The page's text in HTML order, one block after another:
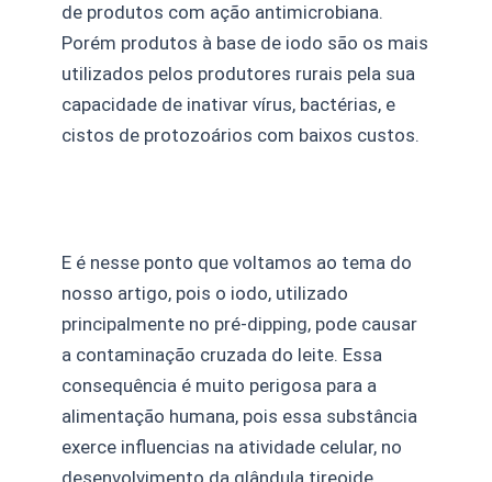
de produtos com ação antimicrobiana.
Porém produtos à base de iodo são os mais
utilizados pelos produtores rurais pela sua
capacidade de inativar vírus, bactérias, e
cistos de protozoários com baixos custos.
E é nesse ponto que voltamos ao tema do
nosso artigo, pois o iodo, utilizado
principalmente no pré-dipping, pode causar
a contaminação cruzada do leite. Essa
consequência é muito perigosa para a
alimentação humana, pois essa substância
exerce influencias na atividade celular, no
desenvolvimento da glândula tireoide